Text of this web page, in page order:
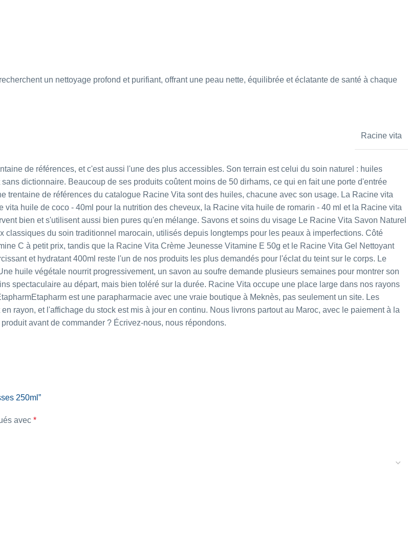
un nettoyage profond et purifiant, offrant une peau nette, équilibrée et éclatante de santé à chaque
Racine vita
de références, et c'est aussi l'une des plus accessibles. Son terrain est celui du soin naturel : huiles
dictionnaire. Beaucoup de ses produits coûtent moins de 50 dirhams, ce qui en fait une porte d'entrée
de références du catalogue Racine Vita sont des huiles, chacune avec son usage. La Racine vita
vita huile de coco - 40ml pour la nutrition des cheveux, la Racine vita huile de romarin - 40 ml et la Racine vita
bien et s'utilisent aussi bien pures qu'en mélange. Savons et soins du visage Le Racine Vita Savon Naturel
classiques du soin traditionnel marocain, utilisés depuis longtemps pour les peaux à imperfections. Côté
C à petit prix, tandis que la Racine Vita Crème Jeunesse Vitamine E 50g et le Racine Vita Gel Nettoyant
et hydratant 400ml reste l'un de nos produits les plus demandés pour l'éclat du teint sur le corps. Le
huile végétale nourrit progressivement, un savon au soufre demande plusieurs semaines pour montrer son
spectaculaire au départ, mais bien toléré sur la durée. Racine Vita occupe une place large dans nos rayons
est une parapharmacie avec une vraie boutique à Meknès, pas seulement un site. Les
rayon, et l'affichage du stock est mis à jour en continu. Nous livrons partout au Maroc, avec le paiement à la
avant de commander ? Écrivez-nous, nous répondons.
250ml”
avec *